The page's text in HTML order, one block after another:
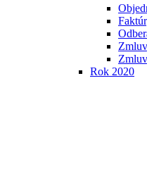
Rok 2020